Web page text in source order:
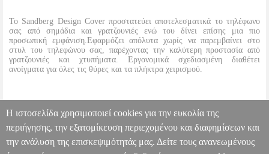
Το Sandberg Design Cover προστατεύει αποτελεσματικά το τηλέφωνο
σας από σημάδια και γρατζουνιές ενώ του δίνει επίσης μια πιο
προσωπική εμφάνιση.Εφαρμόζει απόλυτα χωρίς να παρεμβαίνει στο
στυλ του τηλεφώνου σας, παρέχοντας την καλύτερη προστασία από
γρατζουνιές και χτυπήματα. Εργονομικά σχεδιασμένη διαθέτει
ανοίγματα για όλες τις θύρες και τα πλήκτρα χειρισμού.
• Τύπος:Back cover.
•Χρώμα:Ρόζ.
SANDBERG BLING COVER IPHONE 5/5S DIAMOND PINK
Η ιστοσελίδα χρησιμοποιεί cookies για την ευκολία της
περιήγησης, την εξατομίκευση περιεχομένου και διαφημίσεων και
την ανάλυση της επισκεψιμότητάς μας. Δείτε τους ανανεωμένους